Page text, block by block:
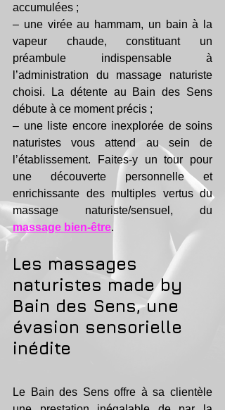
accumulées ;
– une virée au hammam, un bain à la
vapeur chaude, constituant un
préambule indispensable à
l’administration du massage naturiste
choisi. La détente au Bain des Sens
débute à ce moment précis ;
– une liste encore inexplorée de soins
naturistes vous attend au sein de
l’établissement. Faites-y un tour pour
une découverte personnelle et
enrichissante des multiples vertus du
massage bien-être.
Les massages
naturistes made by
Bain des Sens, une
évasion sensorielle
inédite
Le Bain des Sens offre à sa clientèle